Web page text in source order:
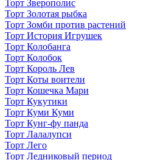
Торт Зверополис
Торт Золотая рыбка
Торт Зомби против растений
Торт История Игрушек
Торт Колобанга
Торт Колобок
Торт Король Лев
Торт Коты воители
Торт Кошечка Мари
Торт Кукутики
Торт Куми Куми
Торт Кунг-фу панда
Торт Лалалупси
Торт Лего
Торт Ледниковый период